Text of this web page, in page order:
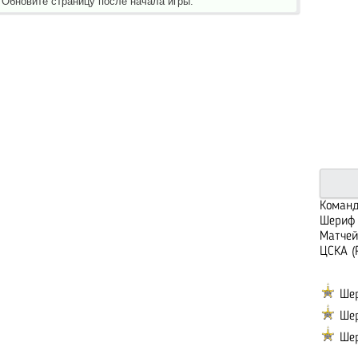
Шериф
ЦСКА